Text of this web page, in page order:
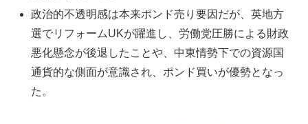
政治的不透明感は本来ポンド売り要因だが、英地方
選でリフォームUKが躍進し、労働党圧勝による財政
悪化懸念が後退したことや、中東情勢下での資源国
通貨的な側面が意識され、ポンド買いが優勢となっ
た。